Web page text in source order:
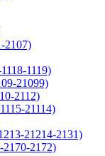
2107)
1119)
21099)
2112)
21114)
21214-2131)
2172)